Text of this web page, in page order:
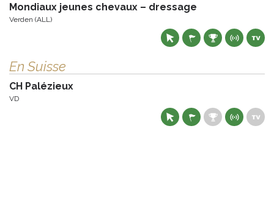
Mondiaux jeunes chevaux – dressage
Verden (ALL)
En Suisse
CH Palézieux
VD